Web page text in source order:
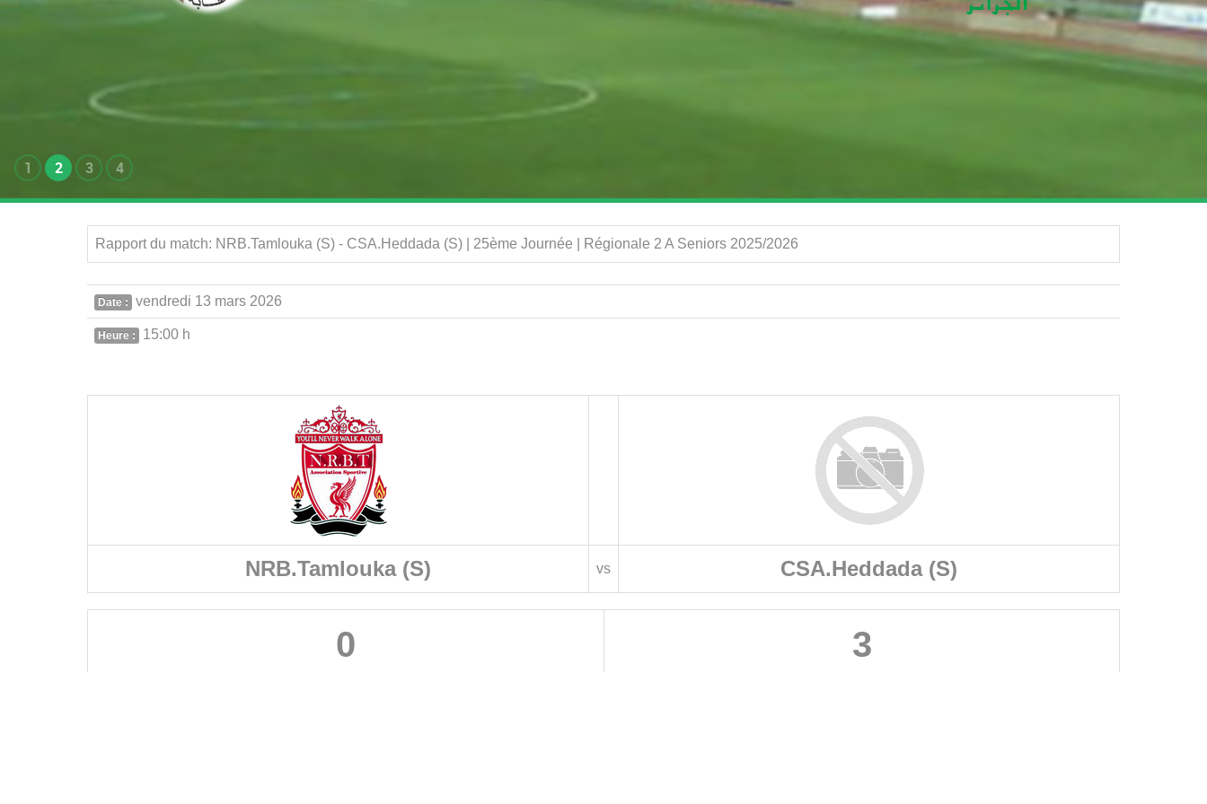
1 2 3 4
Rapport du match: NRB.Tamlouka (S) - CSA.Heddada (S) | 25ème Journée | Régionale 2 A Seniors 2025/2026
Date : vendredi 13 mars 2026
Heure : 15:00 h
NRB.Tamlouka (S) vs CSA.Heddada (S)
0 3